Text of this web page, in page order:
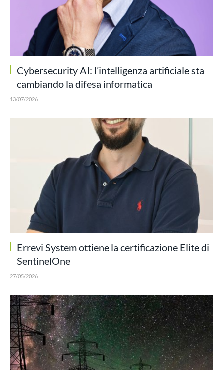
Cybersecurity AI: l’intelligenza artificiale sta
cambiando la difesa informatica
13/07/2026
Errevi System ottiene la certificazione Elite di
SentinelOne
27/05/2026